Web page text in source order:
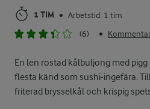
1 TIM • Arbetstid: 1 tim
(6)
•
En len rostad kålbuljong med
flesta känd som sushi-ingefära.
friterad brysselkål och krispig